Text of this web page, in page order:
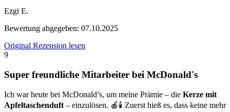
Ezgi E.
Bewertung abgegeben: 07.10.2025
Original Rezension lesen
9
Super freundliche Mitarbeiter bei McDonald's
Ich war heute bei McDonald’s, um meine Prämie – die Kerze mit
Apfeltaschenduft – einzulösen. 🍎🕯️ Zuerst hieß es, dass keine mehr